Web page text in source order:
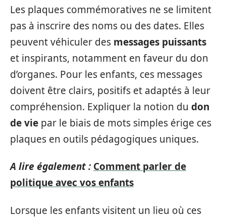
Les plaques commémoratives ne se limitent
pas à inscrire des noms ou des dates. Elles
peuvent véhiculer des messages puissants
et inspirants, notamment en faveur du don
d’organes. Pour les enfants, ces messages
doivent être clairs, positifs et adaptés à leur
compréhension. Expliquer la notion du don
de vie par le biais de mots simples érige ces
plaques en outils pédagogiques uniques.
A lire également : Comment parler de
politique avec vos enfants
Lorsque les enfants visitent un lieu où ces